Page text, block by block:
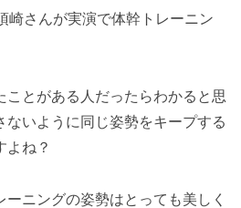
崎さんが実演で体幹トレーニン
ことがある人だったらわかると思
ないように同じ姿勢をキープする
よね？
ニングの姿勢はとっても美しく